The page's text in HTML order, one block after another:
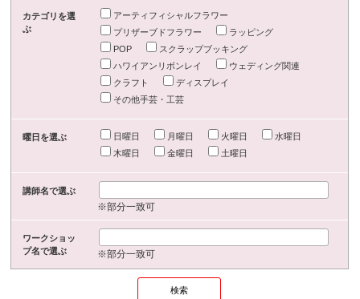
カテゴリを選
ぶ
アーティフィシャルフラワー
プリザーブドフラワー
ラッピング
POP
スクラップブッキング
ハワイアンリボンレイ
ウェディング関連
クラフト
ディスプレイ
その他手芸・工芸
曜日を選ぶ 日曜日 月曜日 火曜日
水曜日
木曜日
金曜日 土曜日
講師名で選ぶ
※部分一致可
ワークショッ
プ名で選ぶ
※部分一致可